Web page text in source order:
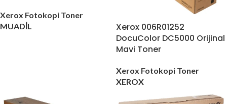
Xerox Fotokopi Toner
MUADİL
Xerox 006R01252
DocuColor DC5000 Orijinal
Mavi Toner
Xerox Fotokopi Toner
XEROX